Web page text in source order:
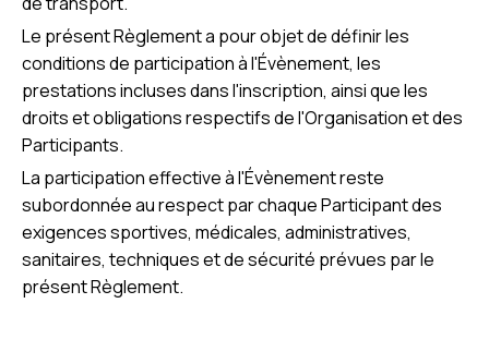
Le présent Règlement a pour objet de définir les
conditions de participation à l'Évènement, les
prestations incluses dans l'inscription, ainsi que les
droits et obligations respectifs de l'Organisation et des
Participants.
La participation effective à l'Évènement reste
subordonnée au respect par chaque Participant des
exigences sportives, médicales, administratives,
sanitaires, techniques et de sécurité prévues par le
présent Règlement.